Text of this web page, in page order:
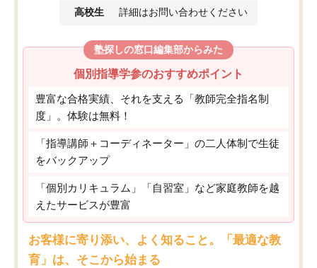
高校生 詳細はお問い合わせください
塾探しの窓口編集部からみた
個別指導学参のおすすめポイント
豊富な合格実績、それを支える「教師完全指名制
度」。体験は無料！
「指導講師＋コーディネーター」の二人体制で生徒
をバックアップ
「個別カリキュラム」「自習室」など家庭教師を越
えたサービスが豊富
お客様に寄り添い、よく知ること。「最適な教
育」は、そこから始まる